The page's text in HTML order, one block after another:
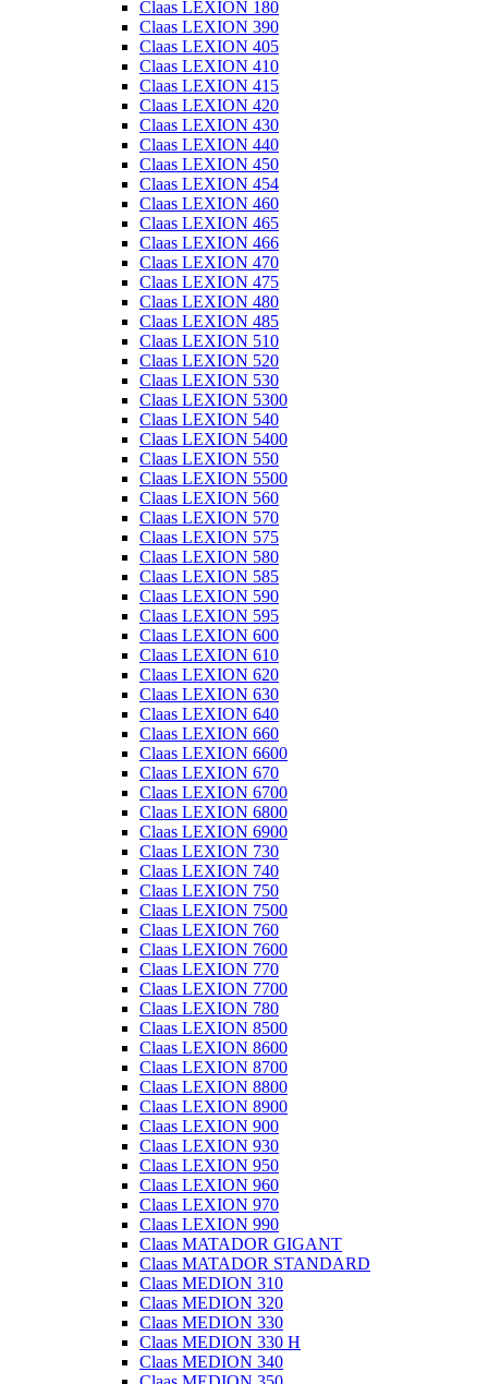
Claas LEXION 180
Claas LEXION 390
Claas LEXION 405
Claas LEXION 410
Claas LEXION 415
Claas LEXION 420
Claas LEXION 430
Claas LEXION 440
Claas LEXION 450
Claas LEXION 454
Claas LEXION 460
Claas LEXION 465
Claas LEXION 466
Claas LEXION 470
Claas LEXION 475
Claas LEXION 480
Claas LEXION 485
Claas LEXION 510
Claas LEXION 520
Claas LEXION 530
Claas LEXION 5300
Claas LEXION 540
Claas LEXION 5400
Claas LEXION 550
Claas LEXION 5500
Claas LEXION 560
Claas LEXION 570
Claas LEXION 575
Claas LEXION 580
Claas LEXION 585
Claas LEXION 590
Claas LEXION 595
Claas LEXION 600
Claas LEXION 610
Claas LEXION 620
Claas LEXION 630
Claas LEXION 640
Claas LEXION 660
Claas LEXION 6600
Claas LEXION 670
Claas LEXION 6700
Claas LEXION 6800
Claas LEXION 6900
Claas LEXION 730
Claas LEXION 740
Claas LEXION 750
Claas LEXION 7500
Claas LEXION 760
Claas LEXION 7600
Claas LEXION 770
Claas LEXION 7700
Claas LEXION 780
Claas LEXION 8500
Claas LEXION 8600
Claas LEXION 8700
Claas LEXION 8800
Claas LEXION 8900
Claas LEXION 900
Claas LEXION 930
Claas LEXION 950
Claas LEXION 960
Claas LEXION 970
Claas LEXION 990
Claas MATADOR GIGANT
Claas MATADOR STANDARD
Claas MEDION 310
Claas MEDION 320
Claas MEDION 330
Claas MEDION 330 H
Claas MEDION 340